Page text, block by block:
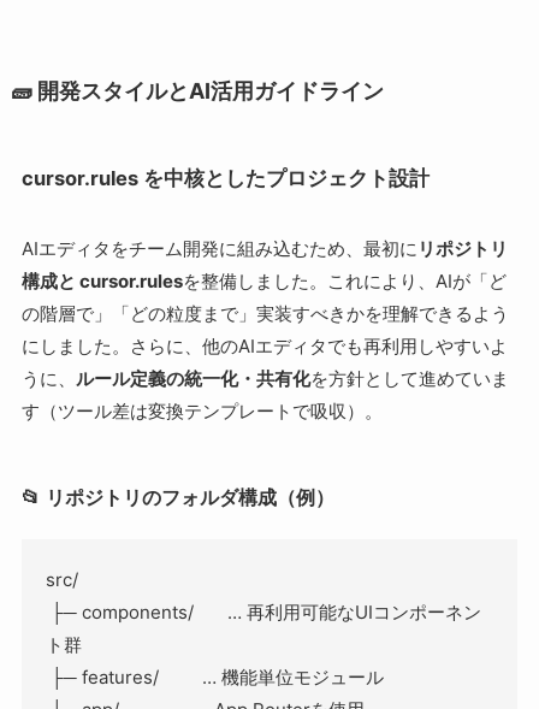
🧱 開発スタイルとAI活用ガイドライン
cursor.rules を中核としたプロジェクト設計
AIエディタをチーム開発に組み込むため、最初に リポジトリ
構成と cursor.rulesを整備しました。これにより、AIが「ど
の階層で」「どの粒度まで」実装すべきかを理解できるよう
にしました。さらに、他のAIエディタでも再利用しやすいよ
うに、 ルール定義の統一化・共有化を方針として進めていま
す（ツール差は変換テンプレートで吸収）。
📂 リポジトリのフォルダ構成（例）
src/
ト群
├─ features/         … 機能単位モジュール